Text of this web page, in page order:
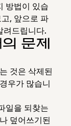
방법이 있습
, 앞으로 파
려드립니다.
문제
것은 삭제된
우가 많습니
일을 되찾는
덮어쓰기된